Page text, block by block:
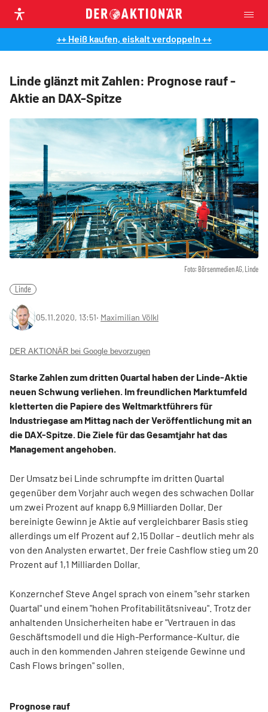
++ Heiß kaufen, eiskalt verdoppeln ++
Linde glänzt mit Zahlen: Prognose rauf -
Aktie an DAX-Spitze
Foto: Börsenmedien AG, Linde
Linde
05.11.2020, 13:51‧ Maximilian Völkl
DER AKTIONÄR bei Google bevorzugen
Starke Zahlen zum dritten Quartal haben der Linde-Aktie
neuen Schwung verliehen. Im freundlichen Marktumfeld
kletterten die Papiere des Weltmarktführers für
Industriegase am Mittag nach der Veröffentlichung mit an
die DAX-Spitze. Die Ziele für das Gesamtjahr hat das
Management angehoben.
Der Umsatz bei Linde schrumpfte im dritten Quartal
gegenüber dem Vorjahr auch wegen des schwachen Dollar
um zwei Prozent auf knapp 6,9 Milliarden Dollar. Der
bereinigte Gewinn je Aktie auf vergleichbarer Basis stieg
allerdings um elf Prozent auf 2,15 Dollar – deutlich mehr als
von den Analysten erwartet. Der freie Cashflow stieg um 20
Prozent auf 1,1 Milliarden Dollar.
Konzernchef Steve Angel sprach von einem "sehr starken
Quartal" und einem "hohen Profitabilitätsniveau". Trotz der
anhaltenden Unsicherheiten habe er "Vertrauen in das
Geschäftsmodell und die High-Performance-Kultur, die
auch in den kommenden Jahren steigende Gewinne und
Cash Flows bringen" sollen.
Prognose rauf